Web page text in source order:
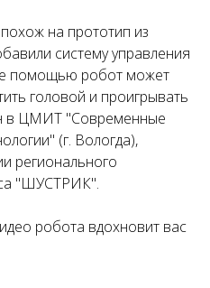
на прототип из
систему управления
помощью робот может
головой и проигрывать
в ЦМИТ "Современные
(г. Вологда),
регионального
"ШУСТРИК".
робота вдохновит вас